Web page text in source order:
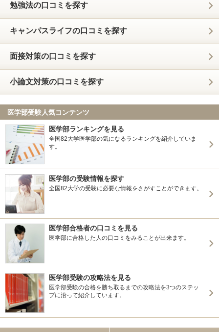
勉強法の口コミを探す
キャンパスライフの口コミを探す
面接対策の口コミを探す
小論文対策の口コミを探す
医学部受験人気コンテンツ
医学部ランキングを見る
全国82大学医学部の気になるランキングを紹介していま
す。
医学部の受験情報を探す
全国82大学の受験に必要な情報をさがすことができます。
医学部合格者の口コミを見る
医学部に合格した人の口コミをみることが出来ます。
医学部受験の攻略法を見る
医学部受験の合格を勝ち取るまでの攻略法を3つのステッ
プに沿って紹介しています。